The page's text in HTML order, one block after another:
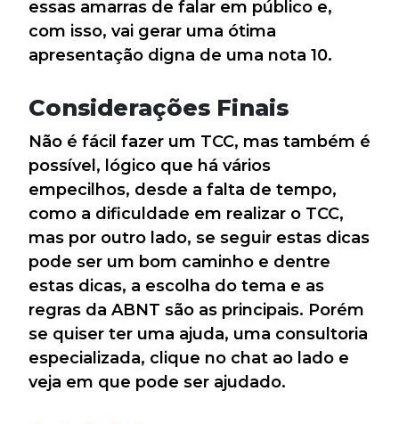
essas amarras de falar em público e,
com isso, vai gerar uma ótima
apresentação digna de uma nota 10.
Considerações Finais
Não é fácil fazer um TCC, mas também é
possível, lógico que há vários
empecilhos, desde a falta de tempo,
como a dificuldade em realizar o TCC,
mas por outro lado, se seguir estas dicas
pode ser um bom caminho e dentre
estas dicas, a escolha do tema e as
regras da ABNT são as principais. Porém
se quiser ter uma ajuda, uma consultoria
especializada, clique no chat ao lado e
veja em que pode ser ajudado.